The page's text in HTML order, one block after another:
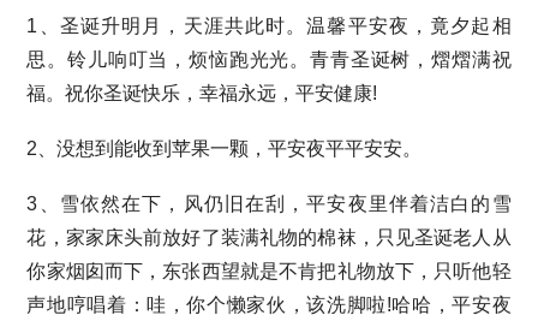
1、圣诞升明月，天涯共此时。温馨平安夜，竟夕起相
思。铃儿响叮当，烦恼跑光光。青青圣诞树，熠熠满祝
福。祝你圣诞快乐，幸福永远，平安健康!
2、没想到能收到苹果一颗，平安夜平平安安。
3、雪依然在下，风仍旧在刮，平安夜里伴着洁白的雪
花，家家床头前放好了装满礼物的棉袜，只见圣诞老人从
你家烟囱而下，东张西望就是不肯把礼物放下，只听他轻
声地哼唱着：哇，你个懒家伙，该洗脚啦!哈哈，平安夜